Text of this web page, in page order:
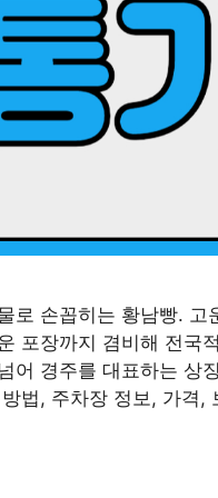
로 손꼽히는 황남빵.
포장까지 겸비해 전국
어 경주를 대표하는 상
법, 주차장 정보, 가격,